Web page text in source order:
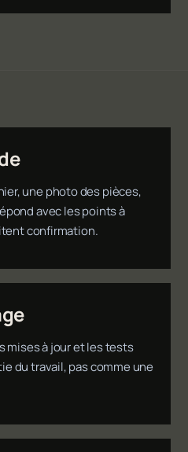
une photo des pièces,
avec les points à
confirmation.
mises à jour et les tests
du travail, pas comme une